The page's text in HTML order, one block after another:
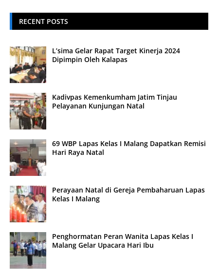
RECENT POSTS
L’sima Gelar Rapat Target Kinerja 2024
Dipimpin Oleh Kalapas
Kadivpas Kemenkumham Jatim Tinjau
Pelayanan Kunjungan Natal
69 WBP Lapas Kelas I Malang Dapatkan Remisi
Hari Raya Natal
Perayaan Natal di Gereja Pembaharuan Lapas
Kelas I Malang
Penghormatan Peran Wanita Lapas Kelas I
Malang Gelar Upacara Hari Ibu